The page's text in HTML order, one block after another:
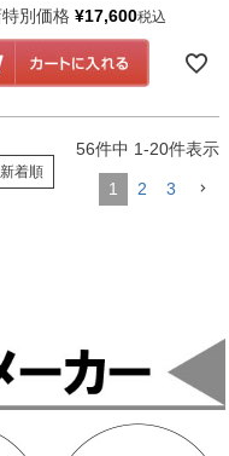
別価格 ¥17,600税込
新着順
56件中 1-20件表示
1 2 3